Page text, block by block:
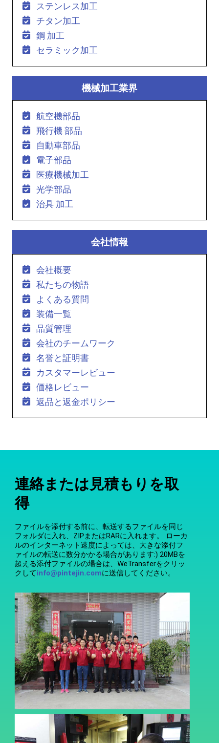
ステンレス加工
チタン加工
鋼 加工
セラミック加工
機械加工業界
航空機部品
飛行機 部品
自動車部品
電子部品
医療機械加工
光学部品
治具 加工
会社情報
会社概要
私たちの物語
よくある質問
装備一覧
品質管理
会社のチームワーク
名誉と証明書
カスタマーレビュー
価格レビュー
返品と返金ポリシー
連絡または見積もりを取
得
ファイルを添付する前に、転送するファイルを同じ
フォルダに入れ、ZIPまたはRARに入れます。 ローカ
ルのインターネット速度によっては、大きな添付フ
ァイルの転送に数分かかる場合があります:) 20MBを
超える添付ファイルの場合は、WeTransferをクリッ
クしてinfo@pintejin.comに送信してください。